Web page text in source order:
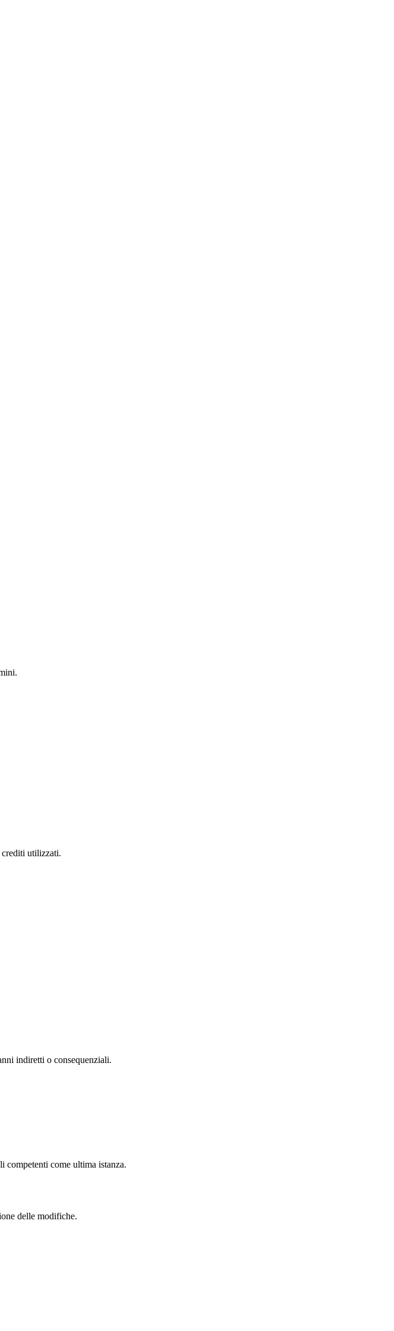
utilizzati.
indiretti o consequenziali.
competenti come ultima istanza.
delle modifiche.